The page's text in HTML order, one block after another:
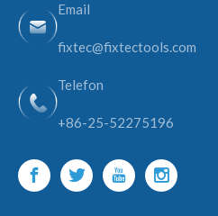
Email
fixtec@fixtectools.com
Telefon
+86-25-52275196